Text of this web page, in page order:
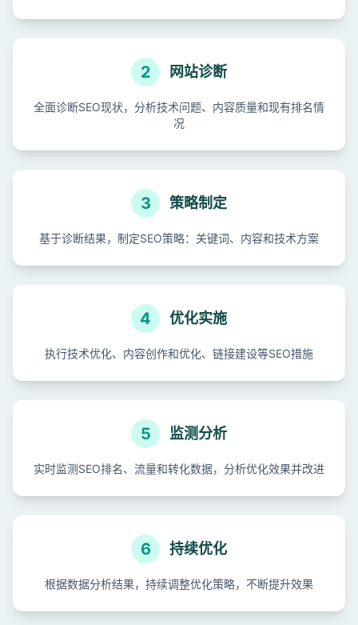
2 网站诊断
全面诊断SEO现状，分析技术问题、内容质量和现有排名情
况
3 策略制定
基于诊断结果，制定SEO策略：关键词、内容和技术方案
4 优化实施
执行技术优化、内容创作和优化、链接建设等SEO措施
5 监测分析
实时监测SEO排名、流量和转化数据，分析优化效果并改进
6 持续优化
根据数据分析结果，持续调整优化策略，不断提升效果